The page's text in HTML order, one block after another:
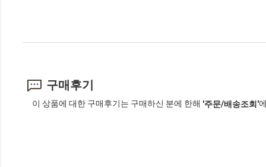
구매후기
이 상품에 대한 구매후기는 구매하신 분에 한해 '주문/배송조회'